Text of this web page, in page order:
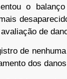
o
de
de
dos